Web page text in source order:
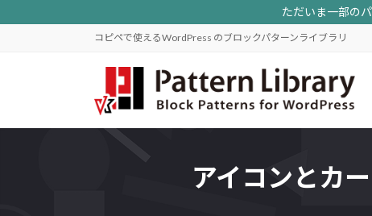
ン
ス
ビ
ン
ただいま一部の
コピペで使えるWordPress のブロックパターンライブラリ
アイコンとカ